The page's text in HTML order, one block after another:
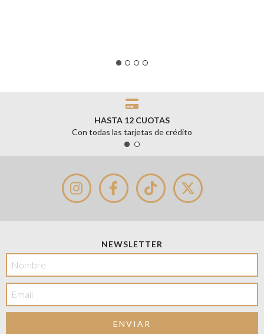
HASTA 12 CUOTAS
Con todas las tarjetas de crédito
NEWSLETTER